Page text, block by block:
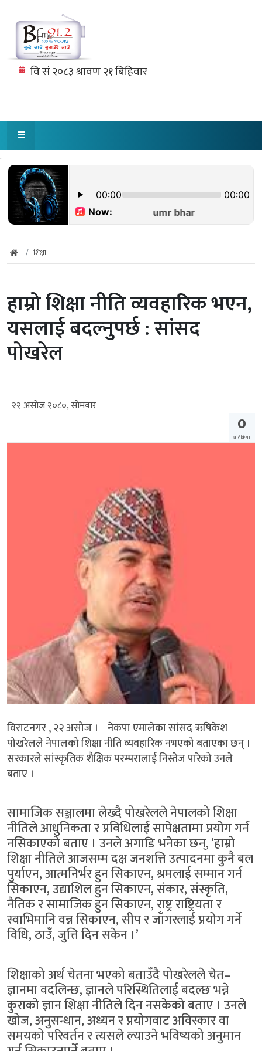
.
शिक्षा
हाम्रो शिक्षा नीति व्यवहारिक भएन,
यसलाई बदल्नुपर्छ : सांसद
पोखरेल
२२ असोज २०८०, सोमवार
0
प्रतिक्रिया
विराटनगर , २२ असोज । नेकपा एमालेका सांसद ऋषिकेश
पोखरेलले नेपालको शिक्षा नीति व्यवहारिक नभएको बताएका छन् ।
सरकारले सांस्कृतिक शैक्षिक परम्परालाई निस्तेज पारेको उनले
बताए ।
सामाजिक सञ्जालमा लेख्दै पोखरेलले नेपालको शिक्षा
नीतिले आधुनिकता र प्रविधिलाई सापेक्षतामा प्रयोग गर्न
नसिकाएको बताए । उनले अगाडि भनेका छन्, ‘हाम्रो
शिक्षा नीतिले आजसम्म दक्ष जनशत्ति उत्पादनमा कुनै बल
पुर्याएन, आत्मनिर्भर हुन सिकाएन, श्रमलाई सम्मान गर्न
सिकाएन, उद्याशिल हुन सिकाएन, संकार, संस्कृति,
नैतिक र सामाजिक हुन सिकाएन, राष्ट्र राष्ट्रियता र
स्वाभिमानि वन्न सिकाएन, सीप र जाँगरलाई प्रयोग गर्ने
विधि, ठाउँ, जुत्ति दिन सकेन ।’
शिक्षाको अर्थ चेतना भएको बताउँदै पोखरेलले चेत–
ज्ञानमा वदलिन्छ, ज्ञानले परिस्थितिलाई बदल्छ भन्ने
कुराको ज्ञान शिक्षा नीतिले दिन नसकेको बताए । उनले
खोज, अनुसन्धान, अध्यन र प्रयोगवाट अविस्कार वा
समयको परिवर्तन र त्यसले ल्याउने भविष्यको अनुमान